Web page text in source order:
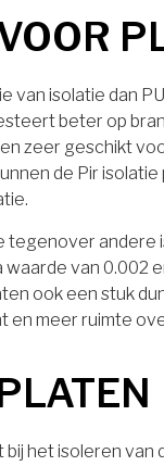
van isolatie dan
beter op
zeer geschikt
de Pir
tegenover andere
van 0.002
ook een stuk
en meer ruimte
het isoleren van